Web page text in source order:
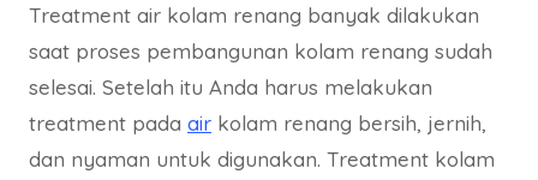
Treatment air kolam renang banyak dilakukan
saat proses pembangunan kolam renang sudah
selesai. Setelah itu Anda harus melakukan
treatment pada air kolam renang bersih, jernih,
dan nyaman untuk digunakan. Treatment kolam